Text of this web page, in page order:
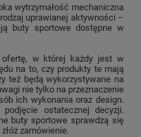
wytrzymałość mechaniczna
uprawianej aktywności –
buty sportowe dostępne w
ofertę, w której każdy jest w
na to, czy produkty te mają
też będą wykorzystywane na
nie tylko na przeznaczenie
ich wykonania oraz design.
ostatecznej decyzji.
buty sportowe sprawdzą się
zamówienie.